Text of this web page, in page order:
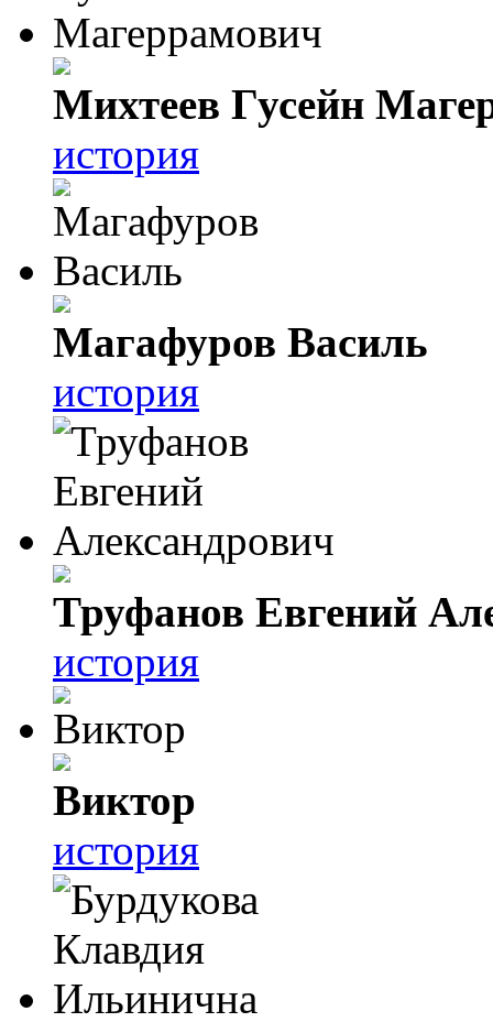
Михтеев Гусейн
история
Магафуров Василь
история
Труфанов Евгений
история
Виктор
история